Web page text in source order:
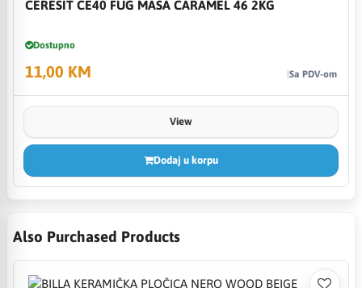
CERESIT CE40 FUG MASA CARAMEL 46 2KG
Dostupno
11,00 KM Sa PDV-om
View
Dodaj u korpu
Also Purchased Products